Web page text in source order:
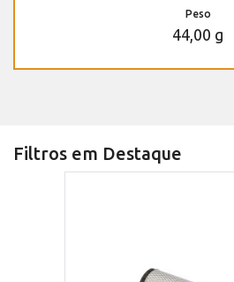
Peso
44,00 g
Filtros em Destaque